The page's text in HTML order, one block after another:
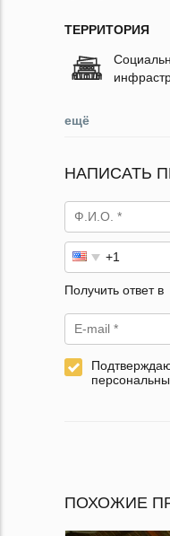
ТЕРРИТОРИЯ
ещё
НАПИСАТЬ
Получить ответ в
ПОХОЖИЕ